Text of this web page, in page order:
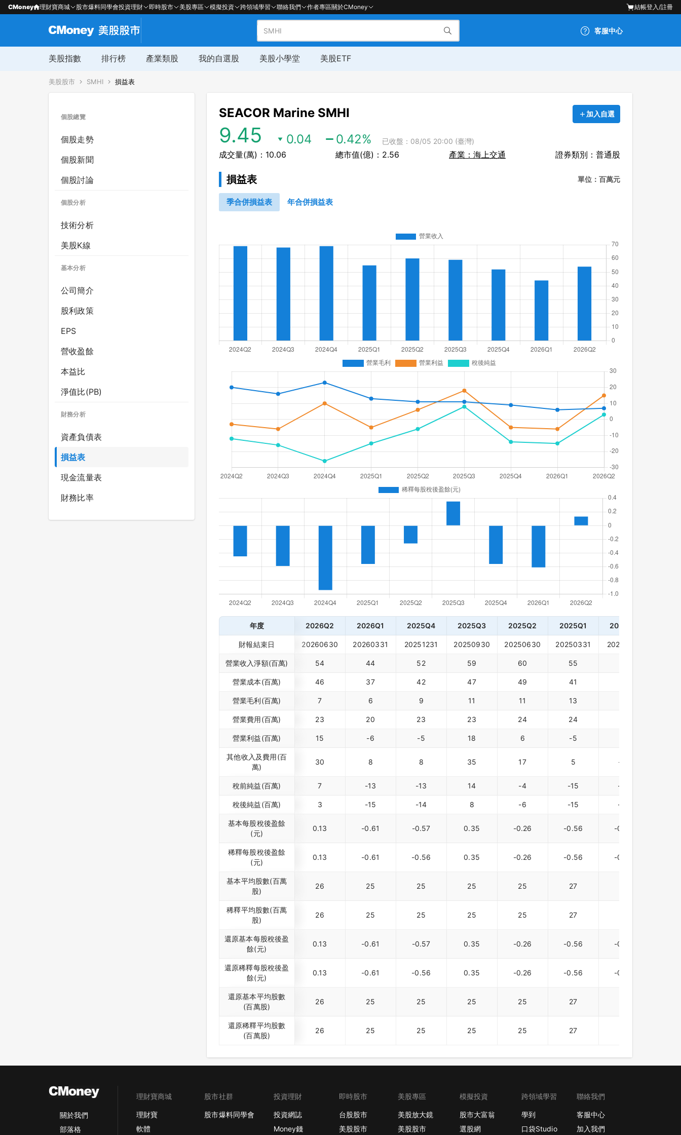
CMoney 理財寶商城 股市爆料同學會投資理財 即時股市 美股專區 模擬投資 跨領域學習 聯絡我們 作者專區關於CMoney 結帳登入/註冊
客服中心
美股指數 排行榜 產業類股 我的自選股 美股小學堂 美股ETF
美股股市 SMHI 損益表
個股總覽
個股走勢
個股新聞
個股討論
個股分析
技術分析
美股K線
基本分析
公司簡介
股利政策
EPS
營收盈餘
本益比
淨值比(PB)
財務分析
資產負債表
損益表
現金流量表
財務比率
SEACOR Marine SMHI 加入自選
9.45 0.04 0.42% 已收盤：08/05 20:00 (臺灣)
成交量(萬)：10.06 總市值(億)：2.56 產業：海上交通 證券類別：普通股
損益表 單位：百萬元
季合併損益表 年合併損益表
年度 2026Q2 2026Q1 2025Q4 2025Q3 2025Q2 2025Q1 2024Q4
財報結束日 20260630 20260331 20251231 20250930 20250630 20250331 20241231
營業收入淨額(百萬) 54 44 52 59 60 55
營業成本(百萬) 46 37 42 47 49 41
營業毛利(百萬) 7 6 9 11 11 13
營業費用(百萬) 23 20 23 23 24 24
營業利益(百萬) 15 -6 -5 18 6 -5
其他收入及費用(百
萬)
30 8 8 35 17 5 -18
稅前純益(百萬) 7 -13 -13 14 -4 -15 -30
稅後純益(百萬) 3 -15 -14 8 -6 -15 -26
基本每股稅後盈餘
(元)
0.13 -0.61 -0.57 0.35 -0.26 -0.56 -0.94
稀釋每股稅後盈餘
(元)
0.13 -0.61 -0.56 0.35 -0.26 -0.56 -0.94
基本平均股數(百萬
股)
26 25 25 25 25 27
稀釋平均股數(百萬
股)
26 25 25 25 25 27
還原基本每股稅後盈
餘(元)
0.13 -0.61 -0.57 0.35 -0.26 -0.56 -0.94
還原稀釋每股稅後盈
餘(元)
0.13 -0.61 -0.56 0.35 -0.26 -0.56 -0.94
還原基本平均股數
(百萬股)
26 25 25 25 25 27
還原稀釋平均股數
(百萬股)
26 25 25 25 25 27
關於我們
部落格
理財寶商城
理財寶
軟體
股市社群
股市爆料同學會
投資理財
投資網誌
Money錢
即時股市
台股股市
美股股市
美股專區
美股放大鏡
美股股市
模擬投資
股市大富翁
選股網
跨領域學習
學到
口袋Studio
聯絡我們
客服中心
加入我們